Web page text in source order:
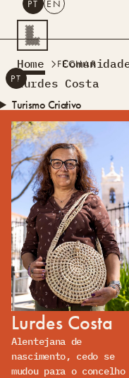
PESQUISAR
PT EN
Turismo Criativo
Rede de Oficinas
Design Lab
Formação
Residências Criativas
ProjetosA AcontecerMontra
Sobre Nós
Contactos
PT EN
FECHAR
Home
Lurdes Costa
Lurdes Costa
Alentejana de
nascimento, cedo se
mudou para o concelho